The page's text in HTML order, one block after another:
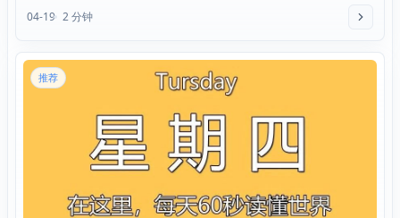
04-19 2 分钟
推荐